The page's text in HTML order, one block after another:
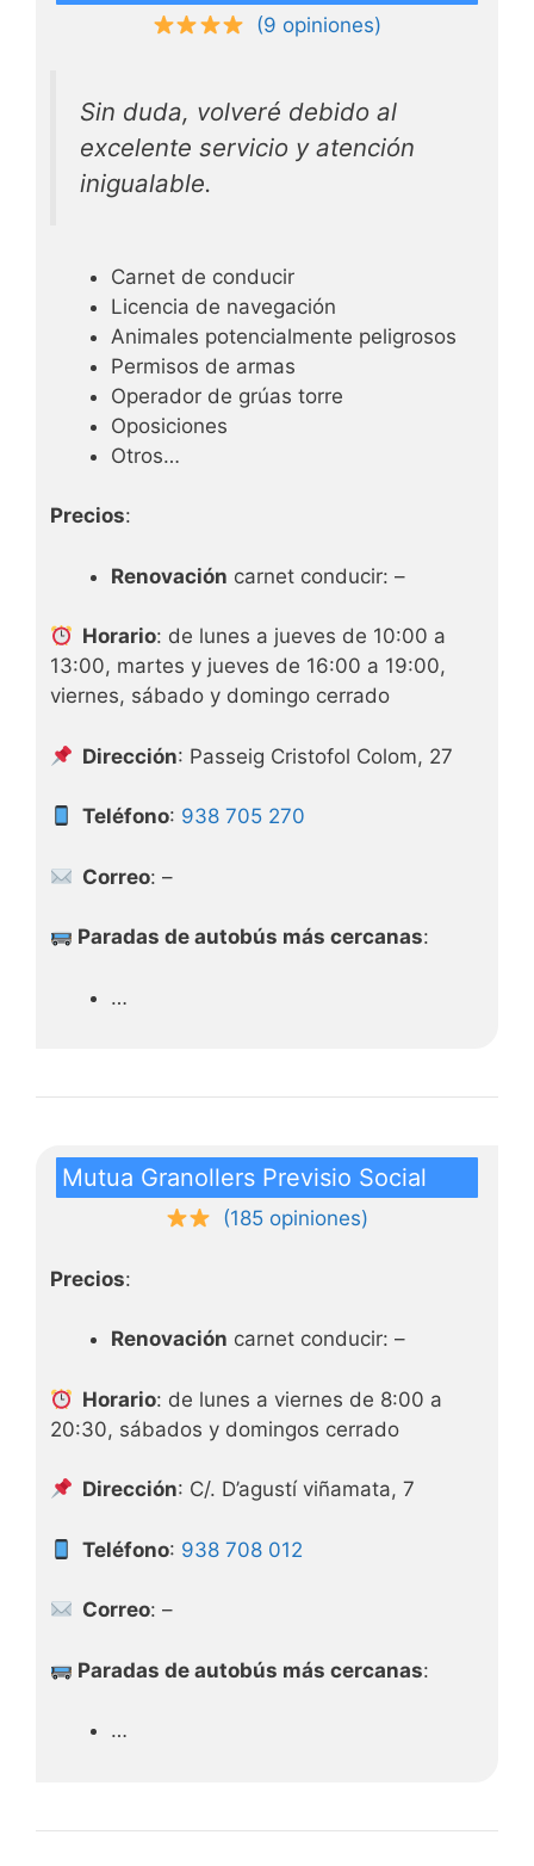
(9 opiniones)
Sin duda, volveré debido al
excelente servicio y atención
inigualable.
Carnet de conducir
Licencia de navegación
Animales potencialmente peligrosos
Permisos de armas
Operador de grúas torre
Oposiciones
Otros…
Precios:
Renovación carnet conducir: –
Horario: de lunes a jueves de 10:00 a
13:00, martes y jueves de 16:00 a 19:00,
viernes, sábado y domingo cerrado
Dirección: Passeig Cristofol Colom, 27
Teléfono: 938 705 270
Correo: –
Paradas de autobús más cercanas:
…
Mutua Granollers Previsio Social
(185 opiniones)
Precios:
Renovación carnet conducir: –
Horario: de lunes a viernes de 8:00 a
20:30, sábados y domingos cerrado
Dirección: C/. D’agustí viñamata, 7
Teléfono: 938 708 012
Correo: –
Paradas de autobús más cercanas:
…